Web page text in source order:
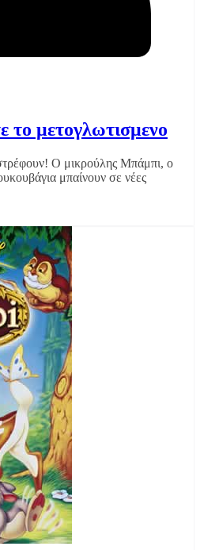
το μετογλωτισμενο
Ο μικρούλης Μπάμπι, ο
μπαίνουν σε νέες